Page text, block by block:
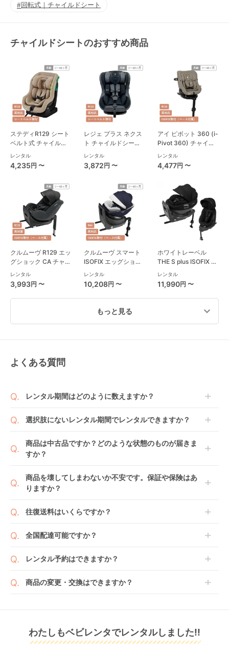
回転式｜チャイルドシート
チャイルドシートのおすすめ商品
ステディR129 シート
ベルト式 チャイルド
シート ジョイー(joie)
レンタル
4,235円 〜
レジェ プラス ネクス
ト チャイルドシート
西松屋
レンタル
3,872円 〜
アイ ピボット 360 (i-
Pivot 360) チャイル
ドシート ジョイー
(joie)
レンタル
4,477円 〜
クルムーヴ R129 エッ
グショック CA チャイ
ルドシート コンビ
(Combi)
レンタル
3,993円 〜
クルムーヴ スマート
ISOFIX エッグショッ
ク JL-590 コンビ
(Combi) チャイルド
シート
レンタル
10,208円 〜
ホワイトレーベル
THE S plus ISOFIX エ
ッグショック ZC-750
チャイルドシート コ
ンビ(Combi)
レンタル
11,990円 〜
ャイルドシート
レンタル
3,652
チャイルドシート ア
レンタル
8,580
ジョイトリップ アド
ッグショック SC チャ
イルドシート コンビ
レンタル
ルドシート 西松屋
レンタル
ク JS チャイルドシー
ト コンビ(Combi)
レンタル
円 〜
ト アップリカ
(Aprica)
レンタル
4,125円 〜
ショック ZC-720 チ
ャイルドシート コン
ビ(Combi)
レンタル
5,555円 〜
もっと見る
よくある質問
レンタル期間はどのように数えますか？
開始日1日目となります。
日までに配送業者（佐川急便）に商品の引渡しとなり
ます。
選択肢にないレンタル期間でレンタルできますか？
間の利用が可能です。
例えば4ヶ月の場合、3ヶ月レンタル＋1ヶ月延長とし
の上で、早期にご返却ください。
商品は中古品ですか？どのような状態のものが届きま
すか？
のもございます。
新品商品はメーカーから仕入れた状態のものをお送り
走行テストを行う場合がございます。
となる場合がございます。その際、メーカーの都合に
場合や、在庫切れによりご注文をキャンセルさせてい
い。
※万が一キャンセルとなった場合には、代金は全額ご
てお届けしております。そのため、小さなキズや使用
感はございますが、故障や大きなキズ、シミなどのリ
商品を壊してしまわないか不安です。保証や保険はあ
りますか？
おります。
ョンをご購入ください。
詳しくはこちらをご確認ください。
往復送料はいくらですか？
へ入れ、カートページから住所を入力すると送料が確
全国配達可能ですか？
※空港への配達はご対応できかねますのであらかじめ
レンタル予約はできますか？
可能ですので、商品のご注文時にご希望のお日にちに
商品の変更・交換はできますか？
また、レンタル期間の変更も商品発送前であれば変更
可能です。
わたしもベビレンタでレンタルしました!!